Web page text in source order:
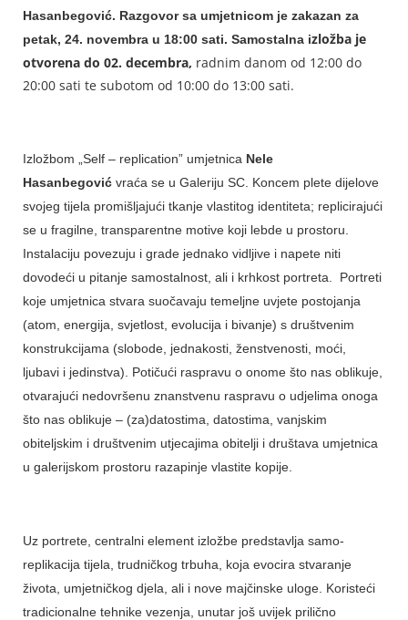
Hasanbegović. Razgovor sa umjetnicom je zakazan za
petak, 24. novembra u 18:00 sati. Samostalna izložba je
otvorena do 02. decembra, radnim danom od 12:00 do
20:00 sati te subotom od 10:00 do 13:00 sati.
Izložbom „Self – replication” umjetnica Nele
Hasanbegović vraća se u Galeriju SC. Koncem plete dijelove
svojeg tijela promišljajući tkanje vlastitog identiteta; replicirajući
se u fragilne, transparentne motive koji lebde u prostoru.
Instalaciju povezuju i grade jednako vidljive i napete niti
dovodeći u pitanje samostalnost, ali i krhkost portreta. Portreti
koje umjetnica stvara suočavaju temeljne uvjete postojanja
(atom, energija, svjetlost, evolucija i bivanje) s društvenim
konstrukcijama (slobode, jednakosti, ženstvenosti, moći,
ljubavi i jedinstva). Potičući raspravu o onome što nas oblikuje,
otvarajući nedovršenu znanstvenu raspravu o udjelima onoga
što nas oblikuje – (za)datostima, datostima, vanjskim
obiteljskim i društvenim utjecajima obitelji i društava umjetnica
u galerijskom prostoru razapinje vlastite kopije.
Uz portrete, centralni element izložbe predstavlja samo-
replikacija tijela, trudničkog trbuha, koja evocira stvaranje
života, umjetničkog djela, ali i nove majčinske uloge. Koristeći
tradicionalne tehnike vezenja, unutar još uvijek prilično